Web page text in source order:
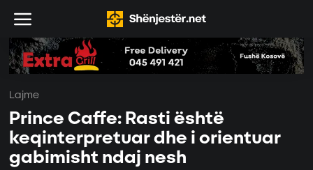
Lajme
Prince Caffe: Rasti është
keqinterpretuar dhe i orientuar
gabimisht ndaj nesh